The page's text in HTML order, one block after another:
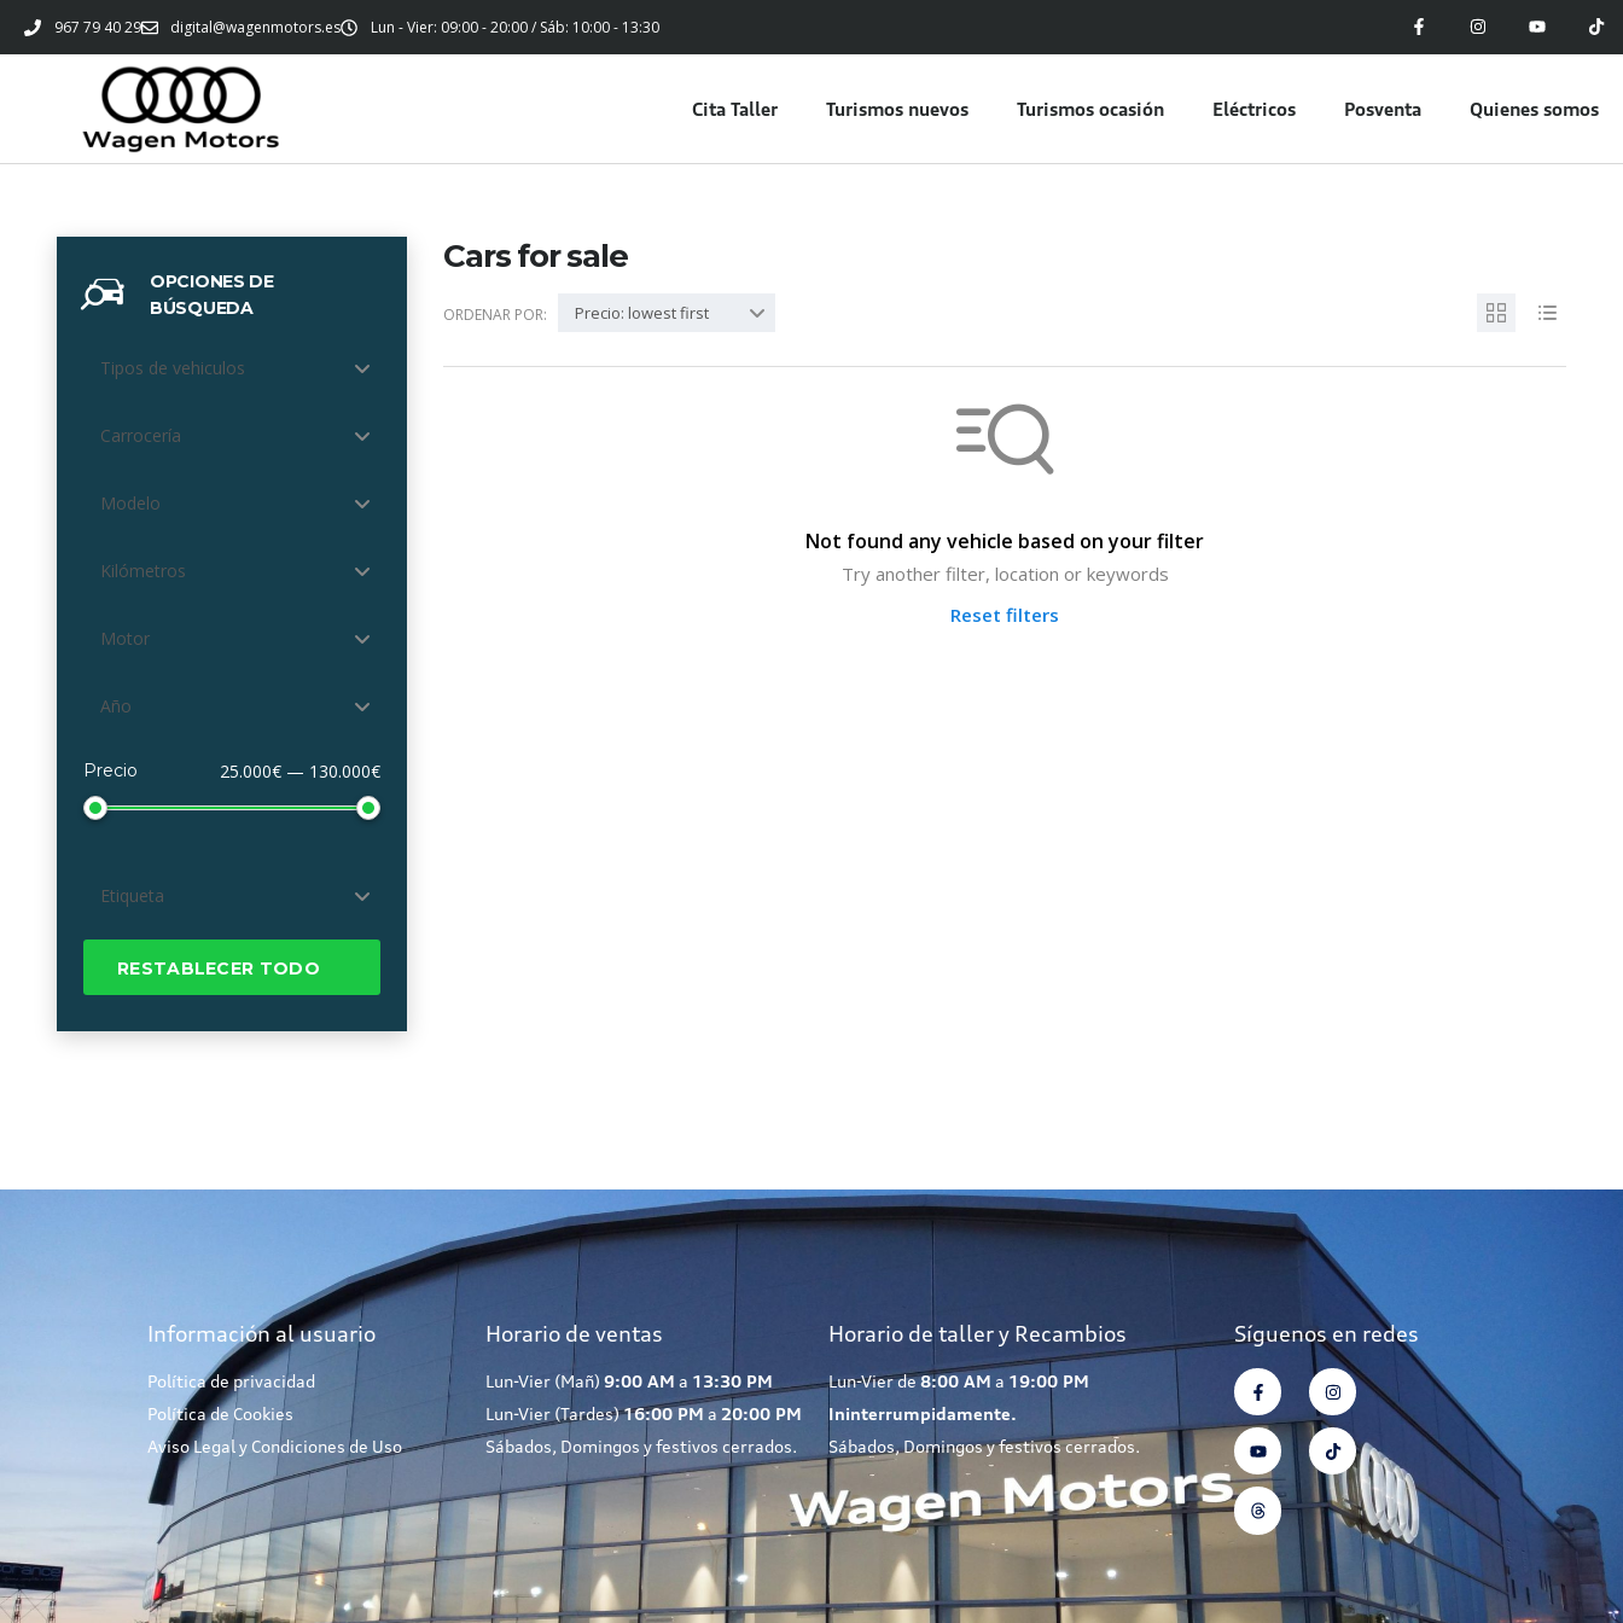
967 79 40 29 digital@wagenmotors.es Lun - Vier: 09:00 - 20:00 / Sáb: 10:00 - 13:30
Cita Taller Turismos nuevos Turismos ocasión Eléctricos Posventa Quienes somos
OPCIONES DE
BÚSQUEDA
Tipos de vehiculos
Carrocería
Modelo
Kilómetros
Motor
Año
Precio 25.000€ — 130.000€
Etiqueta
RESTABLECER TODO
Cars for sale
ORDENAR POR: Precio: lowest first
Not found any vehicle based on your filter
Try another filter, location or keywords
Reset filters
Información al usuario
Política de privacidad
Política de Cookies
Aviso Legal y Condiciones de Uso
Horario de ventas
Lun-Vier (Mañ) 9:00 AM a 13:30 PM
Lun-Vier (Tardes)16:00 PM a 20:00 PM
Sábados, Domingos y festivos cerrados.
Horario de taller y Recambios
Lun-Vier de8:00 AM a 19:00 PM
Ininterrumpidamente.
Sábados, Domingos y festivos cerrados.
Síguenos en redes